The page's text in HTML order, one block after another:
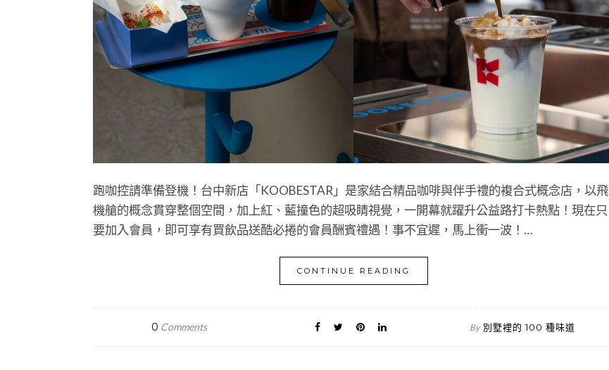
跑咖控請準備登機！台中新店「KOOBESTAR」是家結合精品咖啡與伴手禮的複合式概念店，以飛
機艙的概念貫穿整個空間，加上紅、藍撞色的超吸睛視覺，一開幕就躍升公益路打卡熱點！現在只
要加入會員，即可享有買飲品送酷必捲的會員酬賓禮遇！事不宜遲，馬上衝一波！…
CONTINUE READING
0 Comments By 別墅裡的 100 種味道